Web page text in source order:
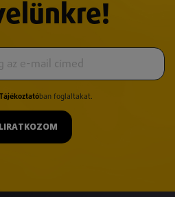
ban foglaltakat.